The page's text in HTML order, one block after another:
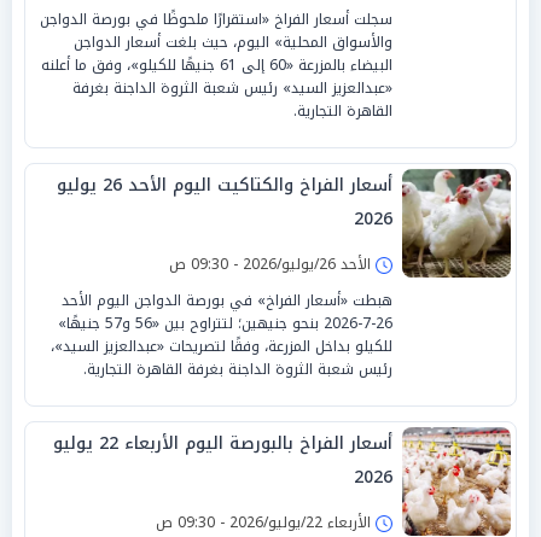
سجلت أسعار الفراخ «استقرارًا ملحوظًا في بورصة الدواجن
والأسواق المحلية» اليوم، حيث بلغت أسعار الدواجن
البيضاء بالمزرعة «60 إلى 61 جنيهًا للكيلو»، وفق ما أعلنه
«عبدالعزيز السيد» رئيس شعبة الثروة الداجنة بغرفة
القاهرة التجارية.
أسعار الفراخ والكتاكيت اليوم الأحد 26 يوليو
2026
الأحد 26/يوليو/2026 - 09:30 ص
هبطت «أسعار الفراخ» في بورصة الدواجن اليوم الأحد
26-7-2026 بنحو جنيهين؛ لتتراوح بين «56 و57 جنيهًا»
للكيلو بداخل المزرعة، وفقًا لتصريحات «عبدالعزيز السيد»،
رئيس شعبة الثروة الداجنة بغرفة القاهرة التجارية.
أسعار الفراخ بالبورصة اليوم الأربعاء 22 يوليو
2026
الأربعاء 22/يوليو/2026 - 09:30 ص